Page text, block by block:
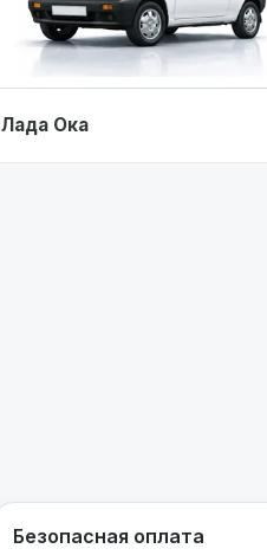
Лада Ока
Безопасная оплата